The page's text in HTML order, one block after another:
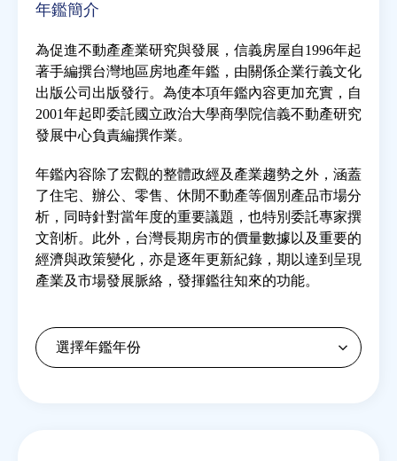
焦點新聞
教育推廣
房市分析
研究獎勵
房地產年鑑
電子報
年鑑簡介
為促進不動產產業研究與發展，信義房屋自1996年起
著手編撰台灣地區房地產年鑑，由關係企業行義文化
出版公司出版發行。為使本項年鑑內容更加充實，自
2001年起即委託國立政治大學商學院信義不動產研究
發展中心負責編撰作業。
年鑑內容除了宏觀的整體政經及產業趨勢之外，涵蓋
了住宅、辦公、零售、休閒不動產等個別產品市場分
析，同時針對當年度的重要議題，也特別委託專家撰
文剖析。此外，台灣長期房市的價量數據以及重要的
經濟與政策變化，亦是逐年更新紀錄，期以達到呈現
產業及市場發展脈絡，發揮鑑往知來的功能。